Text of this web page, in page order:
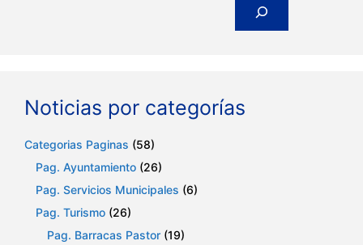
Noticias por categorías
Categorias Paginas (58)
Pag. Ayuntamiento (26)
Pag. Servicios Municipales (6)
Pag. Turismo (26)
Pag. Barracas Pastor (19)